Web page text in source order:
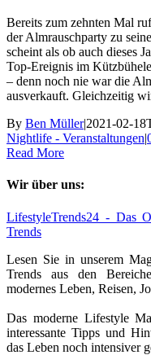
Bereits zum zehnten Mal
der Almrauschparty zu
scheint als ob auch dieses
Top-Ereignis im
– denn noch nie war die
ausverkauft. Gleichzeitig
By Ben Müller|2021-02-
Nightlife - Veranstaltungen|
Read More
Wir über uns:
LifestyleTrends24 - Das
Trends
Lesen Sie in unserem
Trends aus den
modernes Leben, Reisen,
Das moderne Lifestyle
interessante Tipps und
das Leben noch intensiver